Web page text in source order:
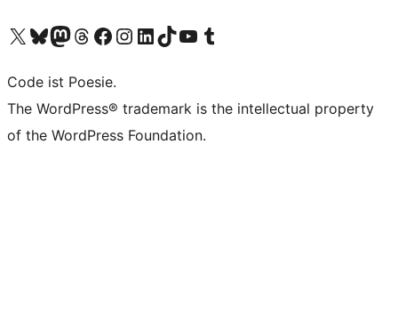
Unser X-Konto (früher Twitter) besuchen
Unser Bluesky-Konto besuchen
Unser Mastodon-Konto besuchen
Unser Threads-Konto besuchen
Unsere Facebook-Seite besuchen
Unser Instagram-Konto besuchen
Unser LinkedIn-Konto besuchen
Unser TikTok-Konto besuchen
Unseren YouTube-Kanal besuchen
Unser Tumblr-Konto besuchen
Code ist Poesie.
The WordPress® trademark is the intellectual property
of the WordPress Foundation.